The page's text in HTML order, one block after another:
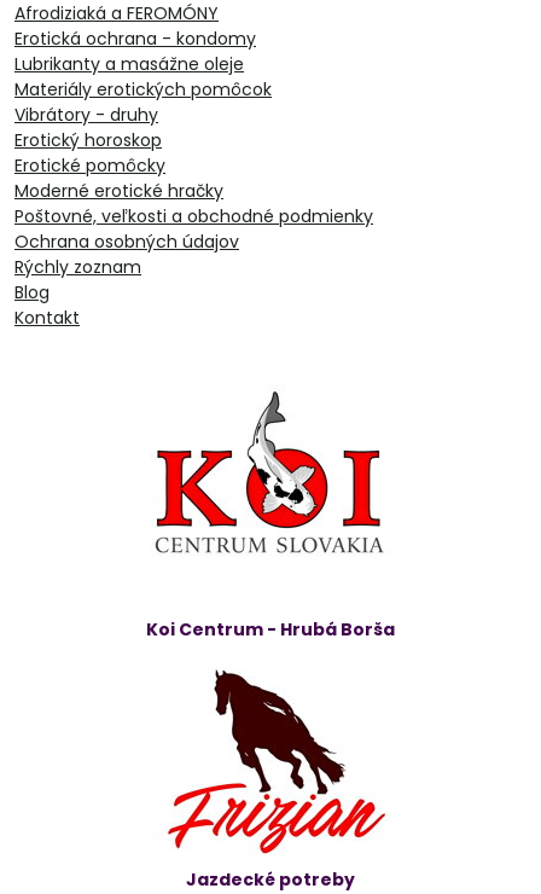
Afrodiziaká a FEROMÓNY
Erotická ochrana - kondomy
Lubrikanty a masážne oleje
Materiály erotických pomôcok
Vibrátory - druhy
Erotický horoskop
Erotické pomôcky
Moderné erotické hračky
Poštovné, veľkosti a obchodné podmienky
Ochrana osobných údajov
Rýchly zoznam
Blog
Kontakt
Koi Centrum - Hrubá Borša
Jazdecké potreby